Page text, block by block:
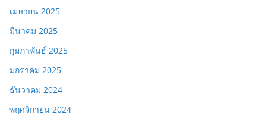
เมษายน 2025
มีนาคม 2025
กุมภาพันธ์ 2025
มกราคม 2025
ธันวาคม 2024
พฤศจิกายน 2024